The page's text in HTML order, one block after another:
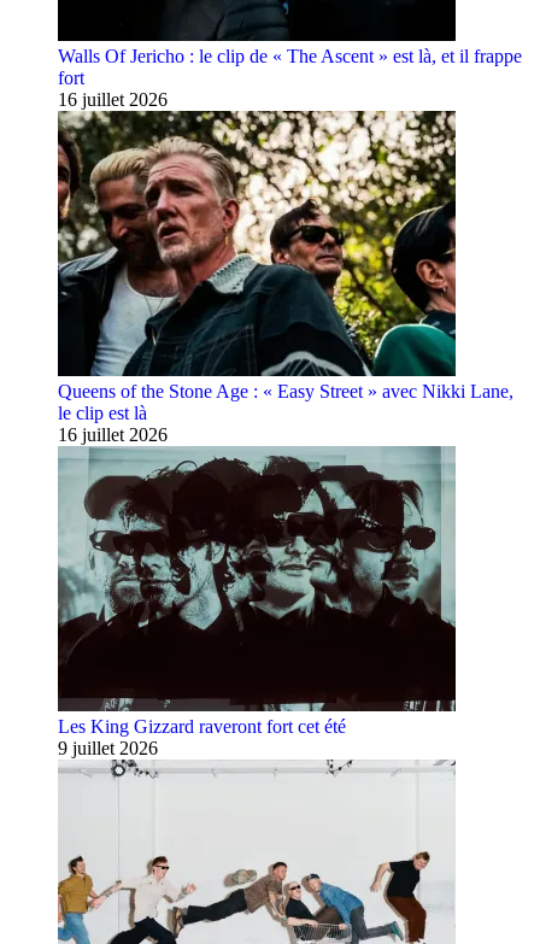
Walls Of Jericho : le clip de « The Ascent » est là, et il frappe
fort
16 juillet 2026
Queens of the Stone Age : « Easy Street » avec Nikki Lane,
le clip est là
16 juillet 2026
Les King Gizzard raveront fort cet été
9 juillet 2026